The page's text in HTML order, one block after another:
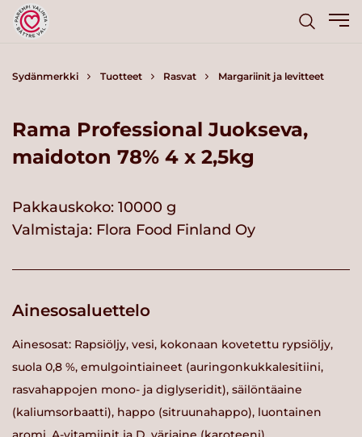
Sydänmerkki Tuotteet Rasvat Margariinit ja levitteet
Rama Professional Juokseva,
maidoton 78% 4 x 2,5kg
Pakkauskoko: 10000 g
Valmistaja: Flora Food Finland Oy
Ainesosaluettelo
Ainesosat: Rapsiöljy, vesi, kokonaan kovetettu rypsiöljy,
suola 0,8 %, emulgointiaineet (auringonkukkalesitiini,
rasvahappojen mono- ja diglyseridit), säilöntäaine
(kaliumsorbaatti), happo (sitruunahappo), luontainen